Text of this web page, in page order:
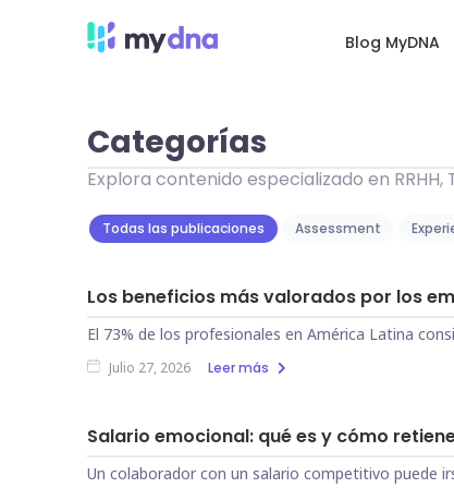
Blog MyDNA
Categorías
Explora contenido especializado en
Todas las publicaciones Assessment
Los beneficios más valorados por los
El 73% de los profesionales en América Latina
Julio 27, 2026 Leer más
Salario emocional: qué es y cómo
Un colaborador con un salario competitivo puede